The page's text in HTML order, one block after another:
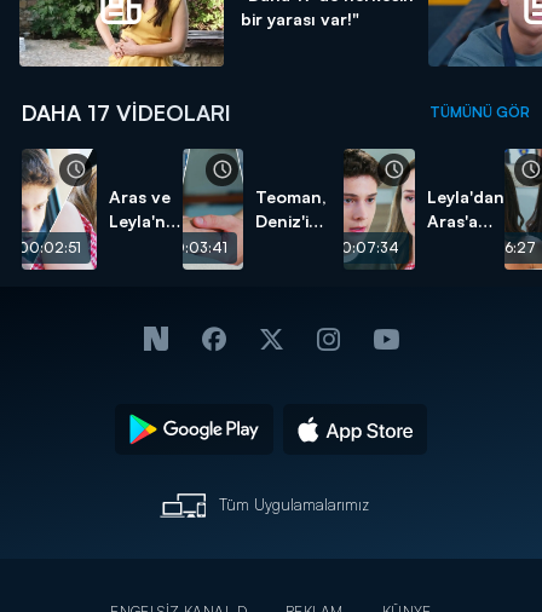
bir yarası var!"
DAHA 17 VIDEOLARI TÜMÜNÜ GÖR
00:02:51
Aras ve
Leyla'nın
00:03:41
Teoman,
Deniz'i
00:07:34
Leyla'dan
Aras'a
00:06:27
Tüm Uygulamalarımız